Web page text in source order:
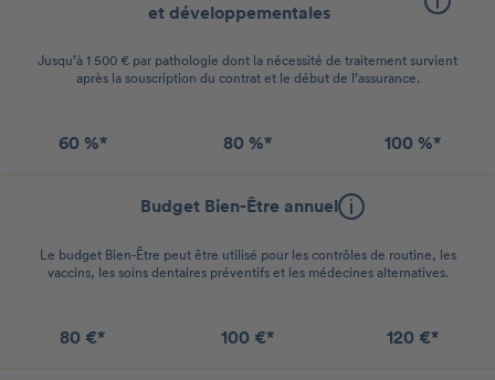
et développementales
Jusqu’à 1 500 € par pathologie dont la nécessité de traitement survient
après la souscription du contrat et le début de l’assurance.
60 %* 80 %* 100 %*
Budget Bien-Être annuel
Le budget Bien-Être peut être utilisé pour les contrôles de routine, les
vaccins, les soins dentaires préventifs et les médecines alternatives.
80 €* 100 €* 120 €*